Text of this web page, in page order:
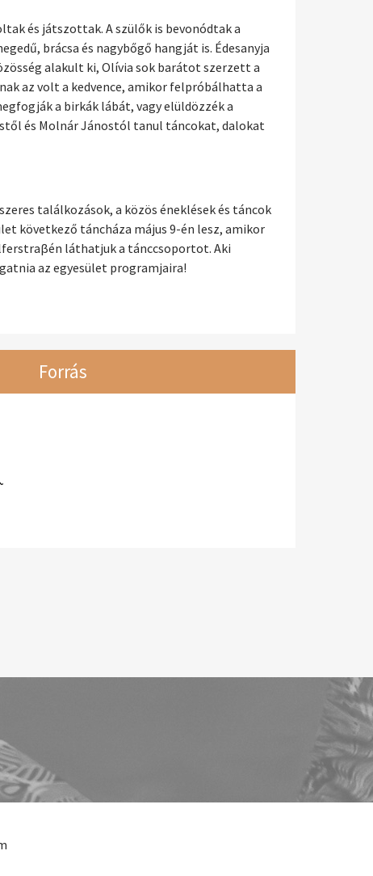
és játszottak. A szülők is bevonódtak a
brácsa és nagybőgő hangját is. Édesanyja
alakult ki, Olívia sok barátot szerzett a
az volt a kedvence, amikor felpróbálhatta a
a birkák lábát, vagy elüldözzék a
és Molnár Jánostól tanul táncokat, dalokat
találkozások, a közös éneklések és táncok
következő táncháza május 9-én lesz, amikor
láthatjuk a tánccsoportot. Aki
az egyesület programjaira!
Forrás